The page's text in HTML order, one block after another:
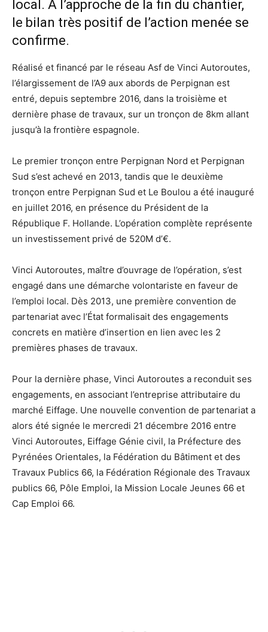
local. À l’approche de la fin du chantier,
le bilan très positif de l’action menée se
confirme.
Réalisé et financé par le réseau Asf de Vinci Autoroutes,
l’élargissement de l’A9 aux abords de Perpignan est
entré, depuis septembre 2016, dans la troisième et
dernière phase de travaux, sur un tronçon de 8km allant
jusqu’à la frontière espagnole.
Le premier tronçon entre Perpignan Nord et Perpignan
Sud s’est achevé en 2013, tandis que le deuxième
tronçon entre Perpignan Sud et Le Boulou a été inauguré
en juillet 2016, en présence du Président de la
République F. Hollande. L’opération complète représente
un investissement privé de 520M d’€.
Vinci Autoroutes, maître d’ouvrage de l’opération, s’est
engagé dans une démarche volontariste en faveur de
l’emploi local. Dès 2013, une première convention de
partenariat avec l’État formalisait des engagements
concrets en matière d’insertion en lien avec les 2
premières phases de travaux.
Pour la dernière phase, Vinci Autoroutes a reconduit ses
engagements, en associant l’entreprise attributaire du
marché Eiffage. Une nouvelle convention de partenariat a
alors été signée le mercredi 21 décembre 2016 entre
Vinci Autoroutes, Eiffage Génie civil, la Préfecture des
Pyrénées Orientales, la Fédération du Bâtiment et des
Travaux Publics 66, la Fédération Régionale des Travaux
publics 66, Pôle Emploi, la Mission Locale Jeunes 66 et
Cap Emploi 66.